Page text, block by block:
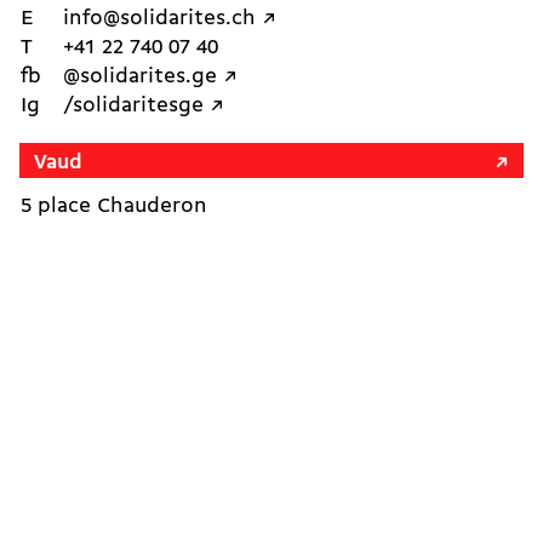
E
info@solidarites.ch ↗︎
T
+41 22 740 07 40
fb
@solidarites.ge ↗︎
Ig
/solidaritesge ↗︎
Vaud
5 place Chauderon